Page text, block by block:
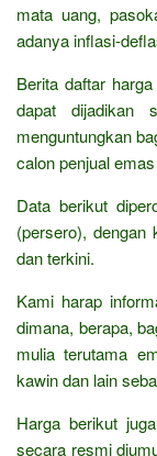
mata uang,
adanya inflasi-
Berita daftar
dapat dijadikan
menguntungkan
calon penjual
Data berikut
(persero), dengan
dan terkini.
Kami harap
dimana, berapa,
mulia terutama
kawin dan lain
Harga berikut
secara resmi